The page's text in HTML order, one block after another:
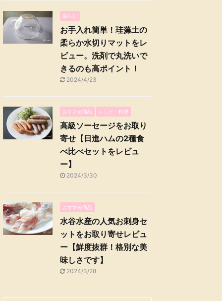
暮らし
お手入れ簡単！珪藻土の
柔らか水切りマットをレ
ビュー。洗剤で丸洗いで
きるのも高ポイント！
2024/4/23
おすすめ商品 レシピ・料理
高級ソーセージをお取り
寄せ【日進ハムの2種食
べ比べセットをレビュ
ー】
2024/3/30
おすすめ商品
水谷水産の人気お刺身セ
ットをお取り寄せレビュ
ー【鮮度抜群！格別な美
味しさです】
2024/3/28